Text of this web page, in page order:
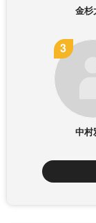
金杉
中村